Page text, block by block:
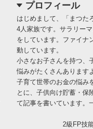
dropdown プロフィール
はじめまして、「まつた
4人家族です。サラリー
をしています。ファイナ
動しています。
小さなお子さんを持つ、
悩みがたくさんあります
子育て世帯のお金の悩み
とに、子供向け貯蓄・保
て記事を書いています。
2級FP技